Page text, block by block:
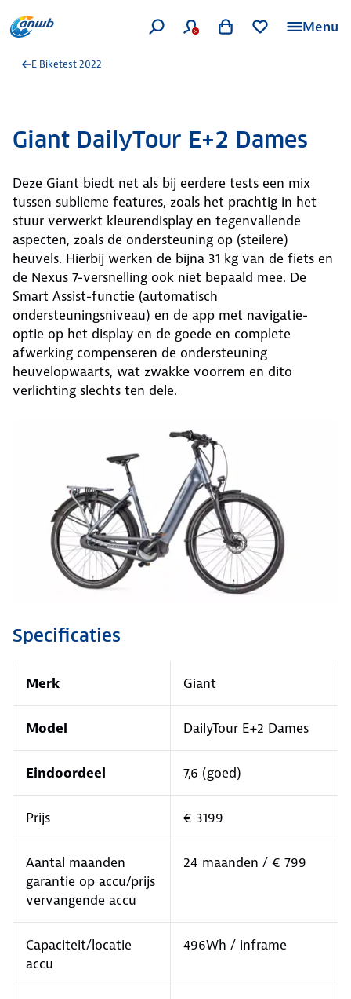
Menu
E Biketest 2022
Giant DailyTour E+2 Dames
Deze Giant biedt net als bij eerdere tests een mix
tussen sublieme features, zoals het prachtig in het
stuur verwerkt kleurendisplay en tegenvallende
aspecten, zoals de ondersteuning op (steilere)
heuvels. Hierbij werken de bijna 31 kg van de fiets en
de Nexus 7-versnelling ook niet bepaald mee. De
Smart Assist-functie (automatisch
ondersteuningsniveau) en de app met navigatie-
optie op het display en de goede en complete
afwerking compenseren de ondersteuning
heuvelopwaarts, wat zwakke voorrem en dito
verlichting slechts ten dele.
Specificaties
Merk Giant
Model DailyTour E+2 Dames
Eindoordeel 7,6 (goed)
Prijs € 3199
Aantal maanden
garantie op accu/prijs
vervangende accu
24 maanden / € 799
Capaciteit/locatie
accu
496Wh / inframe